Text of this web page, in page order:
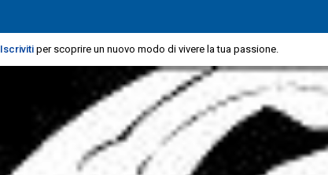
Iscriviti per scoprire un nuovo modo di vivere la tua passione.